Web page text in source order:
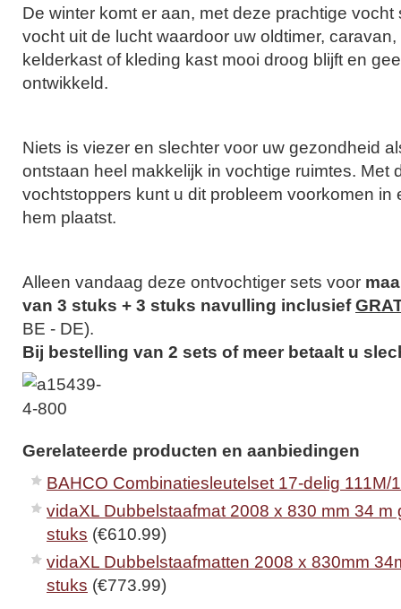
De winter komt er aan, met deze prachtige vocht
vocht uit de lucht waardoor uw oldtimer,
kelderkast of kleding kast mooi droog blijft en
ontwikkeld.
Niets is viezer en slechter voor uw gezondheid
ontstaan heel makkelijk in vochtige ruimtes. Met
vochtstoppers kunt u dit probleem voorkomen in
hem plaatst.
Alleen vandaag deze ontvochtiger sets voor
van 3 stuks + 3 stuks navulling inclusief
BE - DE).
Bij bestelling van 2 sets of meer betaalt u
Gerelateerde producten en aanbiedingen
BAHCO Combinatiesleutelset 17-delig 111M/
vidaXL Dubbelstaafmat 2008 x 830 mm 34 m
stuks (€610.99)
vidaXL Dubbelstaafmatten 2008 x 830mm
stuks (€773.99)